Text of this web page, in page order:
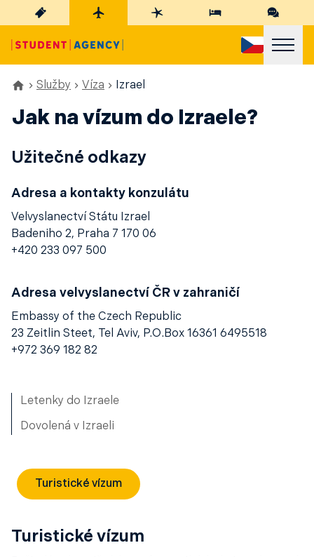
Služby Víza Izrael
Jak na vízum do Izraele?
Užitečné odkazy
Adresa a kontakty konzulátu
Velvyslanectví Státu Izrael
Badeniho 2, Praha 7 170 06
+420 233 097 500
Adresa velvyslanectví ČR v zahraničí
Embassy of the Czech Republic
23 Zeitlin Steet, Tel Aviv, P.O.Box 16361 6495518
+972 369 182 82
Letenky do Izraele
Dovolená v Izraeli
Turistické vízum
Turistické vízum